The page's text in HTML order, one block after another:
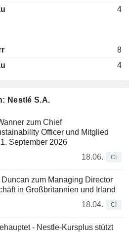
Nestlé S.A.
zum Chief
Officer und Mitglied
September 2026
18.06.
CI
zum Managing Director
in Großbritannien und Irland
18.04.
CI
- Nestle-Kursplus stützt
4
8
4